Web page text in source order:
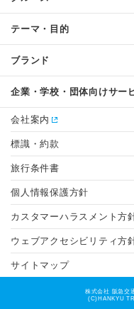
テーマ・目的
ブランド
企業・学校・団体向けサー
会社案内
標識・約款
旅行条件書
個人情報保護方針
カスタマーハラスメント方
ウェブアクセシビリティ方
サイトマップ
株式会社 阪急交
(C)HANKYU